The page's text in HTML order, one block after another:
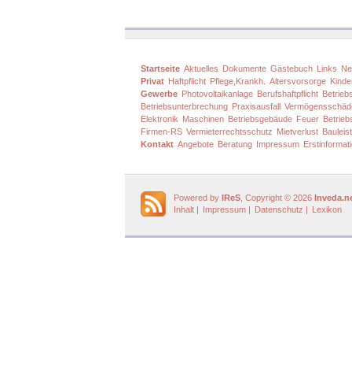
Startseite Aktuelles Dokumente Gästebuch Links
Privat Haftpflicht Pflege,Krankh. Altersvorsorge
Gewerbe Photovoltaikanlage Berufshaftpflicht
Betriebsunterbrechung Praxisausfall
Elektronik Maschinen Betriebsgebäude Feuer
Firmen-RS Vermieterrechtsschutz Mietverlust
Kontakt Angebote Beratung Impressum
Powered by IReS , Copyright © 2026
Inhalt | Impressum | Datenschutz | Lexikon